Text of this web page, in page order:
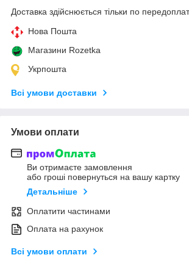
Доставка здійснюється тільки по
Нова Пошта
Магазини Rozetka
Укрпошта
Всі умови доставки
Умови оплати
Ви отримаєте замовлення
або гроші повернуться на вашу картку
Детальніше
Оплатити частинами
Оплата на рахунок
Всі умови оплати